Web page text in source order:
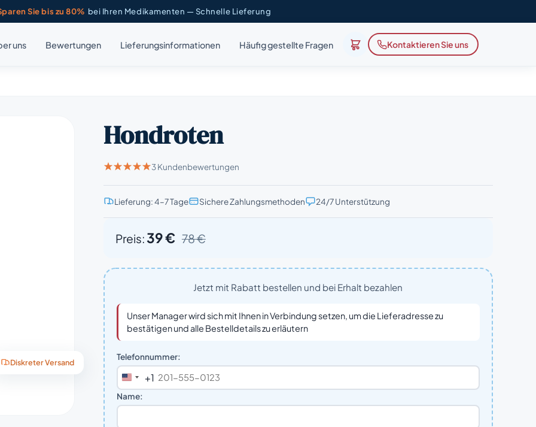
Sie bis zu 80% bei Ihren Medikamenten — Schnelle Lieferung
uns Bewertungen Lieferungsinformationen Häufig gestellte Fragen Kontaktieren Sie uns
Diskreter Versand
Hondroten
3 Kundenbewertungen
Lieferung: 4–7 Tage Sichere Zahlungsmethoden 24/7 Unterstützung
Preis:39 € 78 €
Jetzt mit Rabatt bestellen und bei Erhalt bezahlen
Unser Manager wird sich mit Ihnen in Verbindung setzen, um die Lieferadresse zu
bestätigen und alle Bestelldetails zu erläutern
Telefonnummer:
United
States
+1
Name: